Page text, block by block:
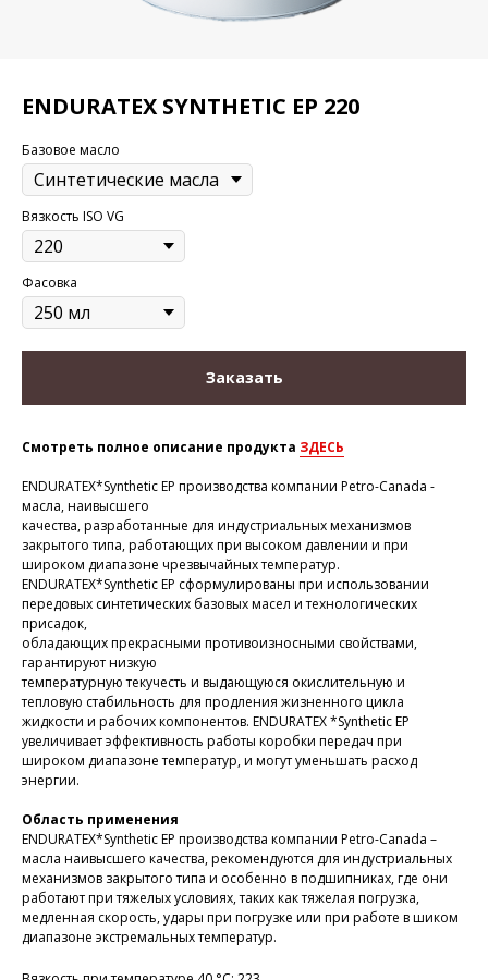
ENDURATEX SYNTHETIC EP 220
Базовое масло
Вязкость ISO VG
Фасовка
Заказать
Смотреть полное описание продукта ЗДЕСЬ
ENDURATEX*Synthetic EP производства компании Petro-Canada -
масла, наивысшего
качества, разработанные для индустриальных механизмов
закрытого типа, работающих при высоком давлении и при
широком диапазоне чрезвычайных температур.
ENDURATEX*Synthetic EP сформулированы при использовании
передовых синтетических базовых масел и технологических
присадок,
обладающих прекрасными противоизносными свойствами,
гарантируют низкую
температурную текучесть и выдающуюся окислительную и
тепловую стабильность для продления жизненного цикла
жидкости и рабочих компонентов. ENDURATEX *Synthetic EP
увеличивает эффективность работы коробки передач при
широком диапазоне температур, и могут уменьшать расход
энергии.
Область применения
ENDURATEX*Synthetic EP производства компании Petro-Canada –
масла наивысшего качества, рекомендуются для индустриальных
механизмов закрытого типа и особенно в подшипниках, где они
работают при тяжелых условиях, таких как тяжелая погрузка,
медленная скорость, удары при погрузке или при работе в шиком
диапазоне экстремальных температур.